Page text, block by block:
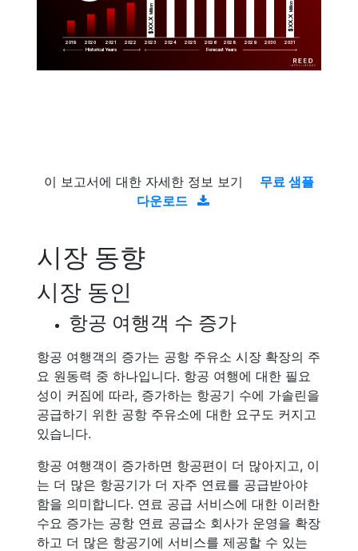
2019 2020 2021 2022 2023 2024 2025 2026 2028 2029 2030 2031
$XX.X
Million
$XX.X
Million
Historical Years Forecast Years
이 보고서에 대한 자세한 정보 보기
무료 샘플
다운로드
시장 동향
시장 동인
항공 여행객 수 증가
항공 여행객의 증가는 공항 주유소 시장 확장의 주
요 원동력 중 하나입니다. 항공 여행에 대한 필요
성이 커짐에 따라, 증가하는 항공기 수에 가솔린을
공급하기 위한 공항 주유소에 대한 요구도 커지고
있습니다.
항공 여행객이 증가하면 항공편이 더 많아지고, 이
는 더 많은 항공기가 더 자주 연료를 공급받아야
함을 의미합니다. 연료 공급 서비스에 대한 이러한
수요 증가는 공항 연료 공급소 회사가 운영을 확장
하고 더 많은 항공기에 서비스를 제공할 수 있는